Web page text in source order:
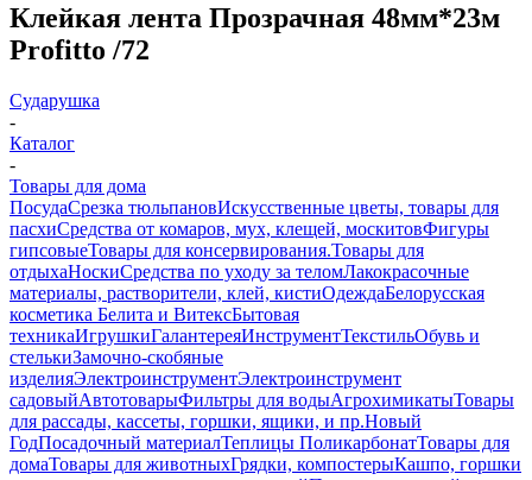
Клейкая лента Прозрачная 48мм*23м
Profitto /72
Сударушка
-
Каталог
-
Товары для дома
ПосудаСрезка тюльпановИскусственные цветы, товары для
пасхиСредства от комаров, мух, клещей, москитовФигуры
гипсовыеТовары для консервирования.Товары для
отдыхаНоскиСредства по уходу за теломЛакокрасочные
материалы, растворители, клей, кистиОдеждаБелорусская
косметика Белита и ВитексБытовая
техникаИгрушкиГалантереяИнструментТекстильОбувь и
стелькиЗамочно-скобяные
изделияЭлектроинструментЭлектроинструмент
садовыйАвтотоварыФильтры для водыАгрохимикатыТовары
для рассады, кассеты, горшки, ящики, и пр.Новый
ГодПосадочный материалТеплицы ПоликарбонатТовары для
домаТовары для животныхГрядки, компостерыКашпо, горшки